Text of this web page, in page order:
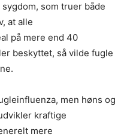
som truer både
at alle
på mere end 40
beskyttet, så vilde fugle
men høns og
kraftige
mere